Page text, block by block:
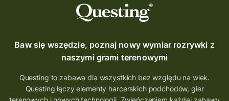
Baw się wszędzie, poznaj nowy wymiar rozrywki z
naszymi grami terenowymi
Questing to zabawa dla wszystkich bez względu na wiek.
Questing łączy elementy harcerskich podchodów, gier